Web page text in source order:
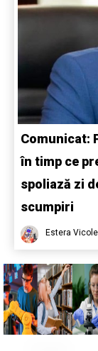
Comunicat:
în timp ce
spoliază zi
scumpiri
Estera